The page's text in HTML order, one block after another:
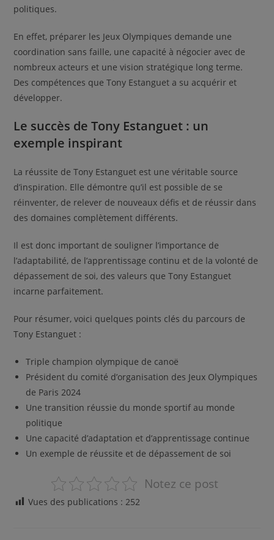
politiques.
En effet, préparer les Jeux Olympiques demande une
coordination sans faille, une capacité à négocier avec de
nombreux acteurs et une vision stratégique long terme.
Des compétences que Tony Estanguet a su acquérir et
développer.
Le succès de Tony Estanguet : un
exemple inspirant
La réussite de Tony Estanguet est une véritable source
d’inspiration. Elle démontre qu’il est possible de se
réinventer, de relever de nouveaux défis et de réussir dans
des domaines complètement différents.
Il est donc important de souligner l’importance de
l’adaptabilité, de l’apprentissage continu et de la volonté de
dépassement de soi, des valeurs que Tony Estanguet
incarne parfaitement.
Pour résumer, voici quelques points clés du parcours de
Tony Estanguet :
Triple champion olympique de canoë
Président du comité d’organisation des Jeux Olympiques
de Paris 2024
Une transition réussie du monde sportif au monde
politique
Une capacité d’adaptation et d’apprentissage continue
Un exemple de réussite et de dépassement de soi
Notez ce post
Vues des publications : 252